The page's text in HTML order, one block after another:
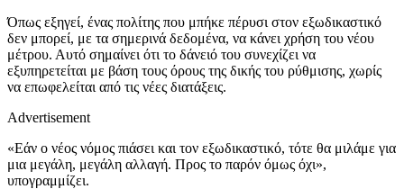
Όπως εξηγεί, ένας πολίτης που μπήκε πέρυσι στον εξωδικαστικό
δεν μπορεί, με τα σημερινά δεδομένα, να κάνει χρήση του νέου
μέτρου. Αυτό σημαίνει ότι το δάνειό του συνεχίζει να
εξυπηρετείται με βάση τους όρους της δικής του ρύθμισης, χωρίς
να επωφελείται από τις νέες διατάξεις.
Advertisement
«Εάν ο νέος νόμος πιάσει και τον εξωδικαστικό, τότε θα μιλάμε για
μια μεγάλη, μεγάλη αλλαγή. Προς το παρόν όμως όχι»,
υπογραμμίζει.